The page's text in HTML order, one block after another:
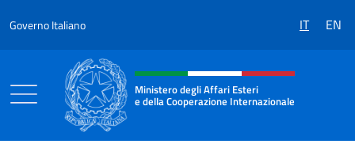
Governo Italiano IT EN
Intestazione sito, social e menù
Ministero degli Affari Esteri
e della Cooperazione Internazionale